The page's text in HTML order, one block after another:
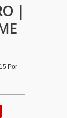
|
Por